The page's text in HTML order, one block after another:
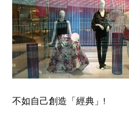
不如自己創造「經典」!